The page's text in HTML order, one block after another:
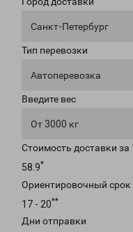
Санкт-Петербург
Тип перевозки
Автоперевозка
Введите вес
От 3000 кг
Стоимость доставки
58.9*
Ориентировочный срок
17 - 20**
Дни отправки